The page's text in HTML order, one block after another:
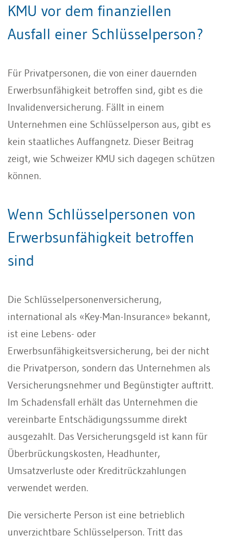
KMU vor dem finanziellen
Ausfall einer Schlüsselperson?
Für Privatpersonen, die von einer dauernden
Erwerbsunfähigkeit betroffen sind, gibt es die
Invalidenversicherung. Fällt in einem
Unternehmen eine Schlüsselperson aus, gibt es
kein staatliches Auffangnetz. Dieser Beitrag
zeigt, wie Schweizer KMU sich dagegen schützen
können.
Wenn Schlüsselpersonen von
Erwerbsunfähigkeit betroffen
sind
Die Schlüsselpersonenversicherung,
international als «Key-Man-Insurance» bekannt,
ist eine Lebens- oder
Erwerbsunfähigkeitsversicherung, bei der nicht
die Privatperson, sondern das Unternehmen als
Versicherungsnehmer und Begünstigter auftritt.
Im Schadensfall erhält das Unternehmen die
vereinbarte Entschädigungssumme direkt
ausgezahlt. Das Versicherungsgeld ist kann für
Überbrückungskosten, Headhunter,
Umsatzverluste oder Kreditrückzahlungen
verwendet werden.
Die versicherte Person ist eine betrieblich
unverzichtbare Schlüsselperson. Tritt das